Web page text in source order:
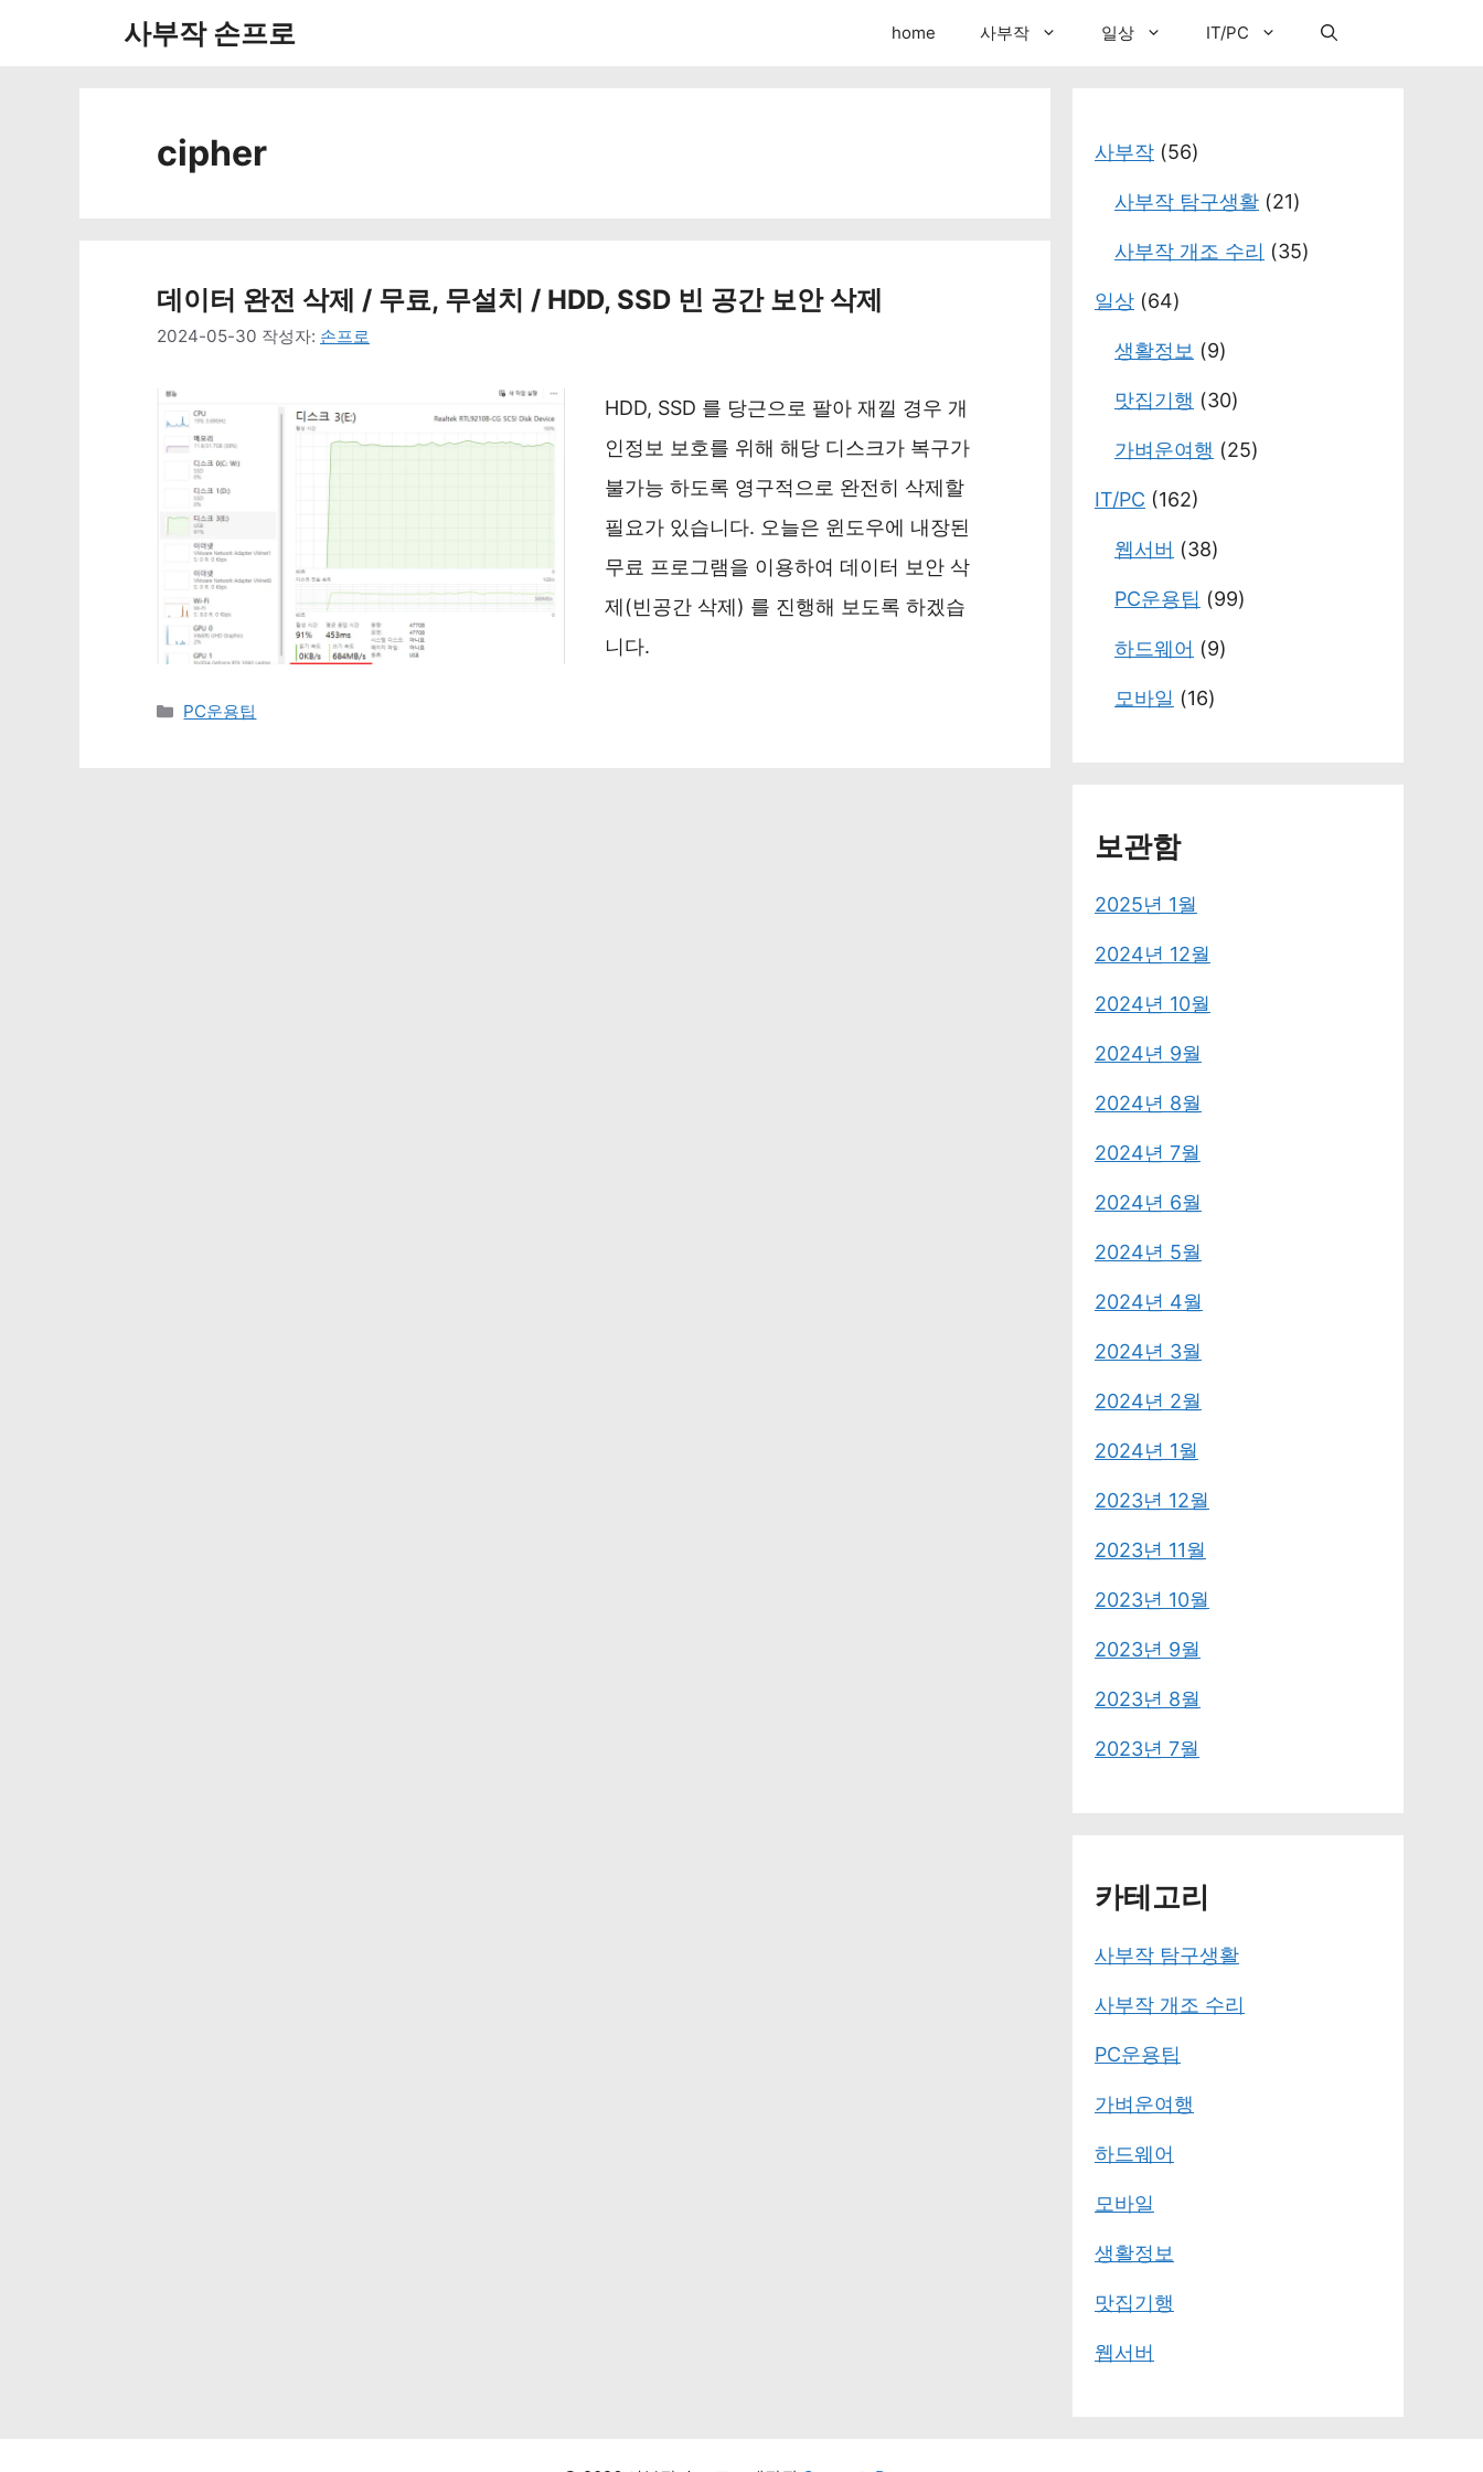
사부작 손프로 home 사부작 일상 IT/PC
cipher
데이터 완전 삭제 / 무료, 무설치 / HDD, SSD 빈 공간 보안 삭제
2024-05-30 작성자: 손프로
HDD, SSD 를 당근으로 팔아 재낄 경우 개
인정보 보호를 위해 해당 디스크가 복구가
불가능 하도록 영구적으로 완전히 삭제할
필요가 있습니다. 오늘은 윈도우에 내장된
무료 프로그램을 이용하여 데이터 보안 삭
제(빈공간 삭제) 를 진행해 보도록 하겠습
니다.
카
PC운용팁
사부작 (56)
사부작 탐구생활 (21)
사부작 개조 수리 (35)
일상 (64)
생활정보 (9)
맛집기행 (30)
가벼운여행 (25)
IT/PC (162)
웹서버 (38)
PC운용팁 (99)
하드웨어 (9)
모바일 (16)
보관함
2025년 1월
2024년 12월
2024년 10월
2024년 9월
2024년 8월
2024년 7월
2024년 6월
2024년 5월
2024년 4월
2024년 3월
2024년 2월
2024년 1월
2023년 12월
2023년 11월
2023년 10월
2023년 9월
2023년 8월
2023년 7월
카테고리
사부작 탐구생활
사부작 개조 수리
PC운용팁
가벼운여행
하드웨어
모바일
생활정보
맛집기행
웹서버